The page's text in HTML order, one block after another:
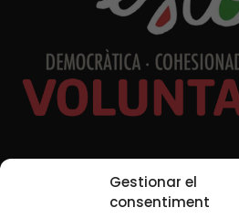
Gestionar el
consentiment
Xarxes Socials